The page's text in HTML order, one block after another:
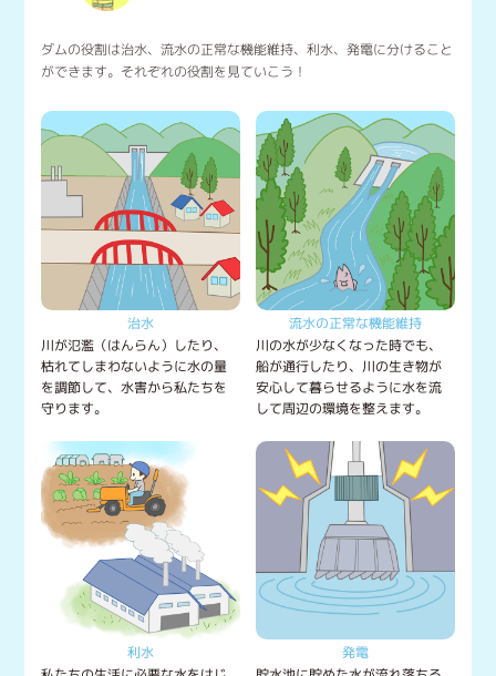
ダムの役割は治水、流水の正常な機能維持、利水、発電に分けること
ができます。それぞれの役割を見ていこう！
治水
川が氾濫（はんらん）したり、
枯れてしまわないように水の量
を調節して、水害から私たちを
守ります。
流水の正常な機能維持
川の水が少なくなった時でも、
船が通行したり、川の生き物が
安心して暮らせるように水を流
して周辺の環境を整えます。
利水
発電